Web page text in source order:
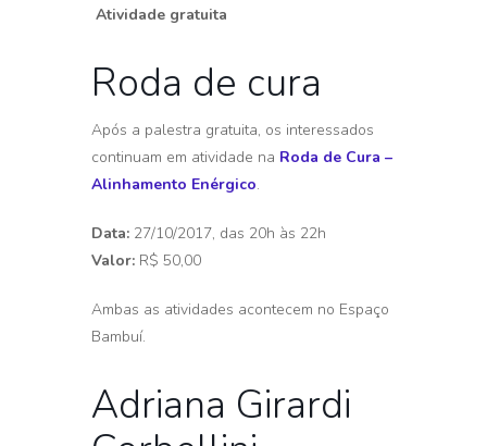
Atividade gratuita
Roda de cura
Após a palestra gratuita, os interessados
continuam em atividade na Roda de Cura –
Alinhamento Enérgico.
Data: 27/10/2017, das 20h às 22h
Valor: R$ 50,00
Ambas as atividades acontecem no Espaço
Bambuí.
Adriana Girardi